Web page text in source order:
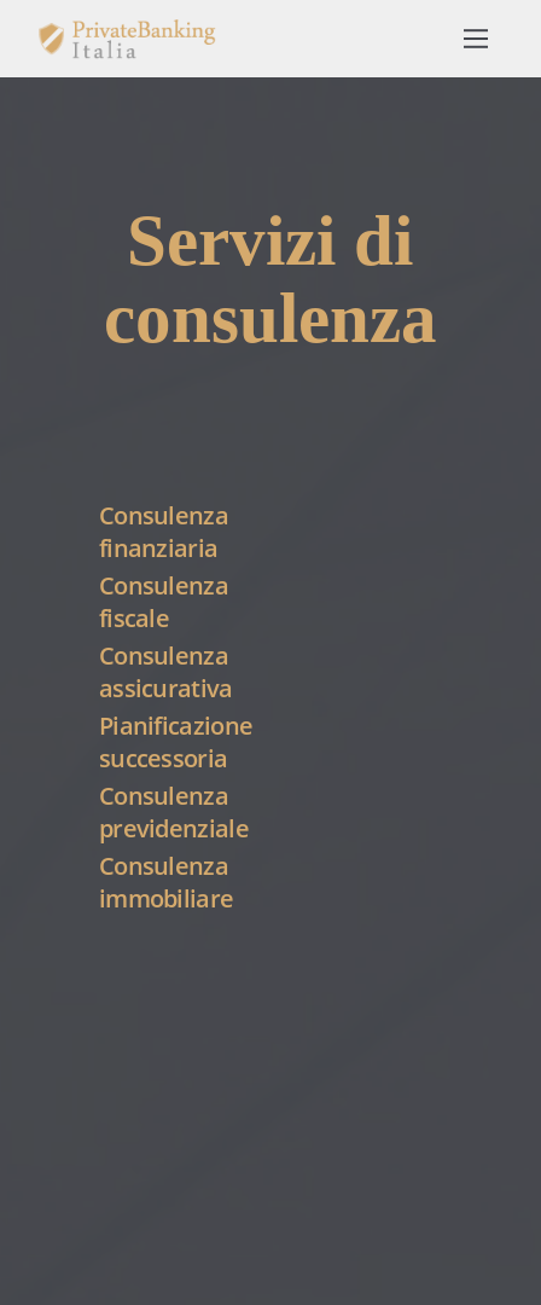
Servizi di
consulenza
Consulenza
finanziaria
Consulenza
fiscale
Consulenza
assicurativa
Pianificazione
successoria
Consulenza
previdenziale
Consulenza
immobiliare